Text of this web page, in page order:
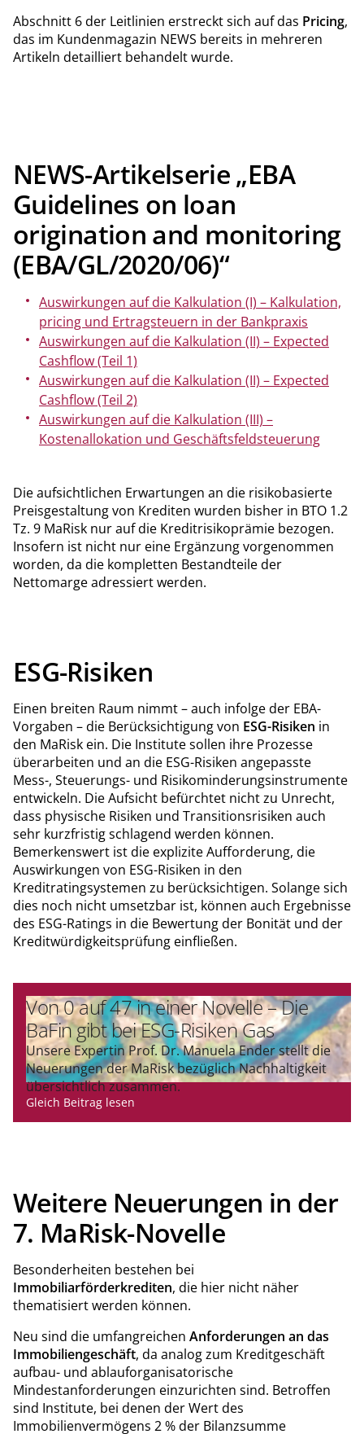
Abschnitt 6 der Leitlinien erstreckt sich auf das Pricing,
das im Kundenmagazin NEWS bereits in mehreren
Artikeln detailliert behandelt wurde.
NEWS-Artikelserie „EBA
Guidelines on loan
origination and monitoring
(EBA/GL/2020/06)“
Auswirkungen auf die Kalkulation (I) – Kalkulation,
pricing und Ertragsteuern in der Bankpraxis
Auswirkungen auf die Kalkulation (II) – Expected
Cashflow (Teil 1)
Auswirkungen auf die Kalkulation (II) – Expected
Cashflow (Teil 2)
Auswirkungen auf die Kalkulation (III) –
Kostenallokation und Geschäftsfeldsteuerung
Die aufsichtlichen Erwartungen an die risikobasierte
Preisgestaltung von Krediten wurden bisher in BTO 1.2
Tz. 9 MaRisk nur auf die Kreditrisikoprämie bezogen.
Insofern ist nicht nur eine Ergänzung vorgenommen
worden, da die kompletten Bestandteile der
Nettomarge adressiert werden.
ESG-Risiken
Einen breiten Raum nimmt – auch infolge der EBA-
Vorgaben – die Berücksichtigung von ESG-Risiken in
den MaRisk ein. Die Institute sollen ihre Prozesse
überarbeiten und an die ESG-Risiken angepasste
Mess-, Steuerungs- und Risikominderungsinstrumente
entwickeln. Die Aufsicht befürchtet nicht zu Unrecht,
dass physische Risiken und Transitionsrisiken auch
sehr kurzfristig schlagend werden können.
Bemerkenswert ist die explizite Aufforderung, die
Auswirkungen von ESG-Risiken in den
Kreditratingsystemen zu berücksichtigen. Solange sich
dies noch nicht umsetzbar ist, können auch Ergebnisse
des ESG-Ratings in die Bewertung der Bonität und der
Kreditwürdigkeitsprüfung einfließen.
Von 0 auf 47 in einer Novelle – Die
BaFin gibt bei ESG-Risiken Gas
Unsere Expertin Prof. Dr. Manuela Ender stellt die
Neuerungen der MaRisk bezüglich Nachhaltigkeit
übersichtlich zusammen.
Gleich Beitrag lesen
Weitere Neuerungen in der
7. MaRisk-Novelle
Besonderheiten bestehen bei
Immobiliarförderkrediten, die hier nicht näher
thematisiert werden können.
Neu sind die umfangreichen Anforderungen an das
Immobiliengeschäft, da analog zum Kreditgeschäft
aufbau- und ablauforganisatorische
Mindestanforderungen einzurichten sind. Betroffen
sind Institute, bei denen der Wert des
Immobilienvermögens 2 % der Bilanzsumme